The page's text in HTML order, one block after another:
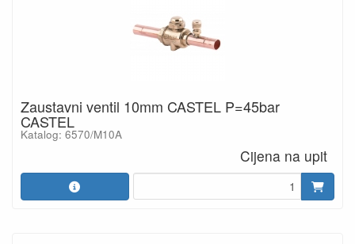
Zaustavni ventil 10mm CASTEL P=45bar
CASTEL
Katalog: 6570/M10A
Cijena na upit